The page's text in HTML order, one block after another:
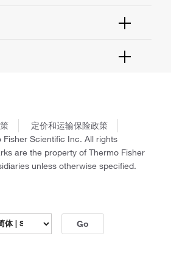
定价和运输保险政策
Scientific Inc. All rights
are the property of Thermo Fisher
unless otherwise specified.
Go